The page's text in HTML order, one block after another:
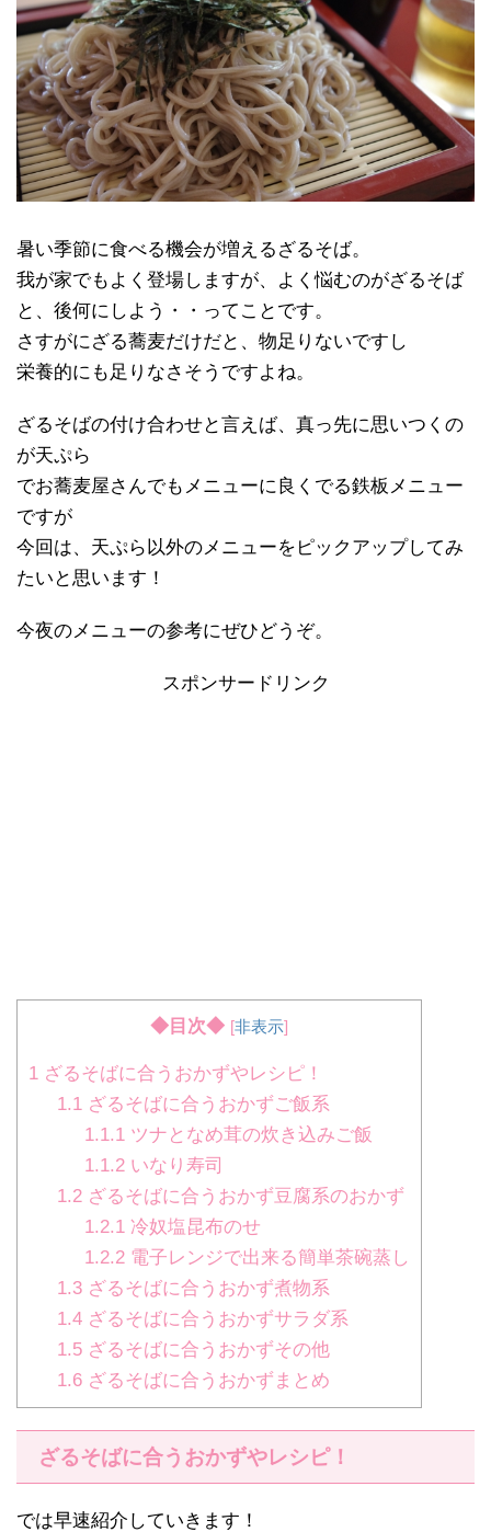
暑い季節に食べる機会が増えるざるそば。
我が家でもよく登場しますが、よく悩むのがざるそば
と、後何にしよう・・ってことです。
さすがにざる蕎麦だけだと、物足りないですし
栄養的にも足りなさそうですよね。
ざるそばの付け合わせと言えば、真っ先に思いつくの
が天ぷら
でお蕎麦屋さんでもメニューに良くでる鉄板メニュー
ですが
今回は、天ぷら以外のメニューをピックアップしてみ
たいと思います！
今夜のメニューの参考にぜひどうぞ。
スポンサードリンク
◆目次◆ [非表示]
1 ざるそばに合うおかずやレシピ！
1.1 ざるそばに合うおかずご飯系
1.1.1 ツナとなめ茸の炊き込みご飯
1.1.2 いなり寿司
1.2ざるそばに合うおかず豆腐系のおかず
1.2.1 冷奴塩昆布のせ
1.2.2 電子レンジで出来る簡単茶碗蒸し
1.3ざるそばに合うおかず煮物系
1.4ざるそばに合うおかずサラダ系
1.5ざるそばに合うおかずその他
1.6ざるそばに合うおかずまとめ
ざるそばに合うおかずやレシピ！
では早速紹介していきます！